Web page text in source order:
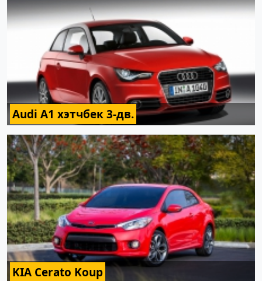
Audi A1 хэтчбек 3-дв.
KIA Cerato Koup